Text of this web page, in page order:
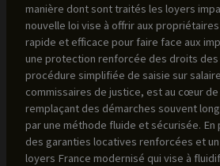
manière dont sont traités les loyers
nouvelle loi vise à offrir aux
rapide et efficace pour faire face aux
une protection renforcée des droits des
procédure simplifiée de saisie sur
commissaires de justice, est au cœur
remplaçant des démarches souvent
par une méthode fluide et sécurisée.
des garanties locatives renforcées et
loyers France modernisé qui vise à